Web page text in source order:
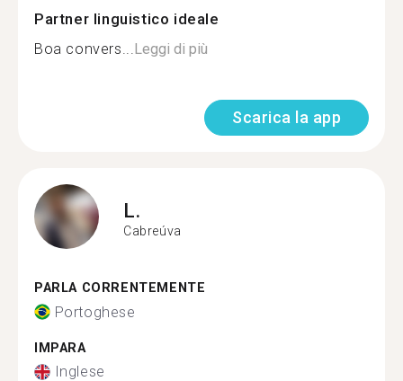
Partner linguistico ideale
Boa convers...Leggi di più
Scarica la app
L.
Cabreúva
PARLA CORRENTEMENTE
Portoghese
IMPARA
Inglese